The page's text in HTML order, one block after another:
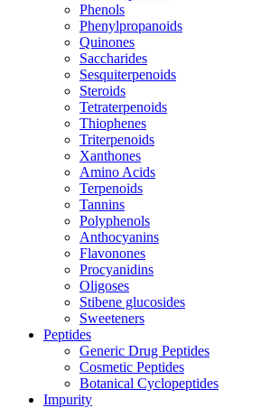
Phenols
Phenylpropanoids
Quinones
Saccharides
Sesquiterpenoids
Steroids
Tetraterpenoids
Thiophenes
Triterpenoids
Xanthones
Amino Acids
Terpenoids
Tannins
Polyphenols
Anthocyanins
Flavonones
Procyanidins
Oligoses
Stibene glucosides
Sweeteners
Peptides
Generic Drug Peptides
Cosmetic Peptides
Botanical Cyclopeptides
Impurity